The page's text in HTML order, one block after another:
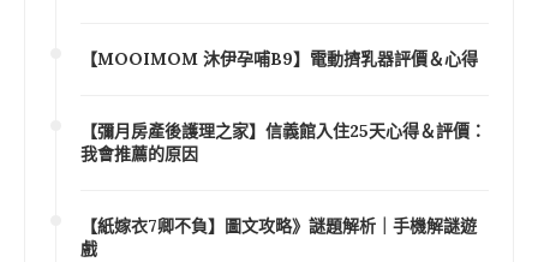
【MOOIMOM 沐伊孕哺B9】電動擠乳器評價＆心得
【彌月房產後護理之家】信義館入住25天心得＆評價：
我會推薦的原因
【紙嫁衣7卿不負】圖文攻略》謎題解析｜手機解謎遊
戲